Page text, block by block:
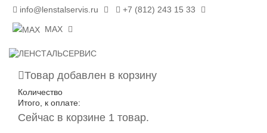
info@lenstalservis.ru +7 (812) 243 15 33
MAX
Товар добавлен в корзину
Количество
Итого, к оплате:
Сейчас в корзине 1 товар.